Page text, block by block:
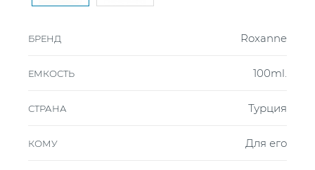
БРЕНД Roxanne
ЕМКОСТЬ 100ml.
СТРАНА Турция
КОМУ Для его